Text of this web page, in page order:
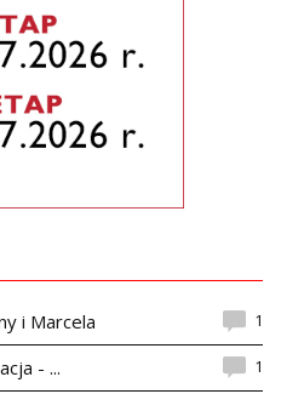
i Marcela 1
- ... 1